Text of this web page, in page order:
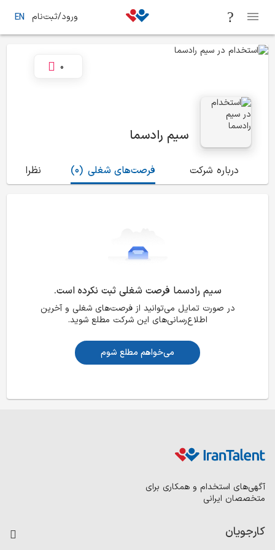
ورود/ثبت‌نام EN
سیم رادسما
0
درباره شرکت (0) فرصت‌های شغلی نظرات
سیم رادسما فرصت شغلی ثبت نکرده است.
در صورت تمایل می‌توانید از فرصت‌های شغلی و آخرین
اطلاع‌رسانی‌های این شرکت مطلع شوید.
می‌خواهم مطلع شوم
آگهی‌های استخدام و همکاری برای
متخصصان ایرانی
کارجویان